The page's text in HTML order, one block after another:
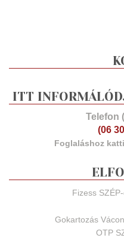
ITT
Telefon
(06
Foglaláshoz
Fizess
Gokartozás
OTP